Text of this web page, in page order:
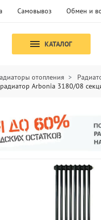
Самовывоз Обмен и
КАТАЛОГ
отопления
Arbonia 3180/08